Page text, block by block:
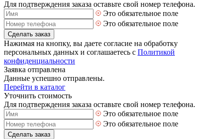
Для подтверждения заказа оставьте свой номер телефона.
Это обязательное поле
Это обязательное поле
Сделать заказ
Нажимая на кнопку, вы даете согласие на обработку
персональных данных и соглашаетесь с Политикой
конфиденциальности
Заявка отправлена
Данные успешно отправлены.
Перейти в каталог
Уточнить стоимость
Для подтверждения заказа оставьте свой номер телефона.
Это обязательное поле
Это обязательное поле
Сделать заказ